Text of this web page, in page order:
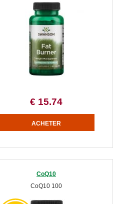
€ 15.74
CoQ10
CoQ10 100